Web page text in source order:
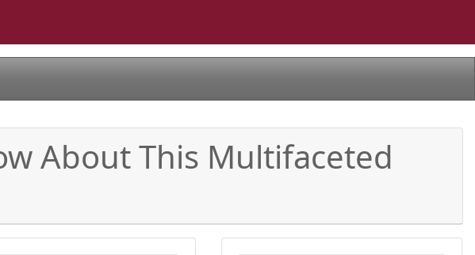
About This Multifaceted